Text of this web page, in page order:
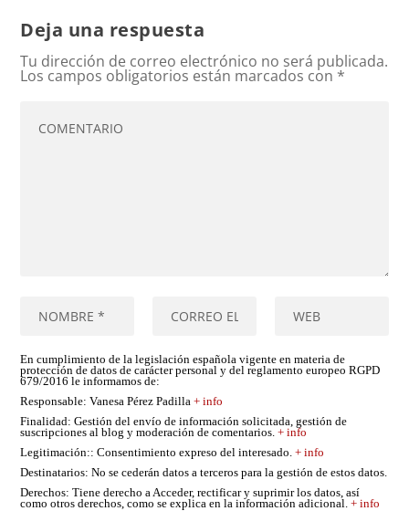
Deja una respuesta
Tu dirección de correo electrónico no será publicada.
Los campos obligatorios están marcados con *
En cumplimiento de la legislación española vigente en materia de
protección de datos de carácter personal y del reglamento europeo RGPD
679/2016 le informamos de:
Responsable: Vanesa Pérez Padilla+ info
Finalidad: Gestión del envío de información solicitada, gestión de
suscripciones al blog y moderación de comentarios.+ info
Legitimación:: Consentimiento expreso del interesado.+ info
Destinatarios: No se cederán datos a terceros para la gestión de estos datos.
Derechos: Tiene derecho a Acceder, rectificar y suprimir los datos, así
como otros derechos, como se explica en la información adicional.+ info